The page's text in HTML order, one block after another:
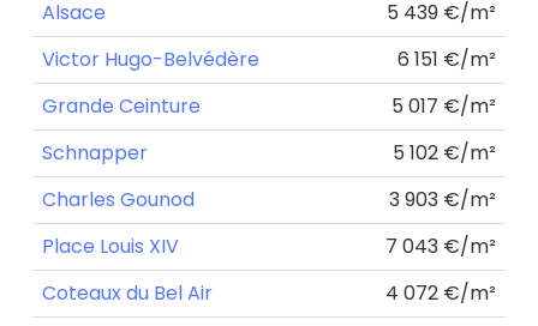
Alsace
5 439 €/m²
Victor Hugo-Belvédère
6 151 €/m²
Grande Ceinture
5 017 €/m²
Schnapper
5 102 €/m²
Charles Gounod
3 903 €/m²
Place Louis XIV
7 043 €/m²
Coteaux du Bel Air
4 072 €/m²